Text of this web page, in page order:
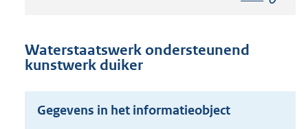
n
o
Waterstaatswerk ondersteunend
kunstwerk duiker
Gegevens in het informatieobject